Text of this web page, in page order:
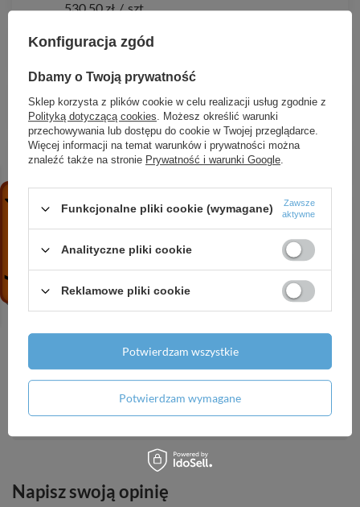
530,50 zł / szt.
Agrowłóknina 17 wiosenna biała, 1,1 x 10m
45,70 zł / szt.
Agrowłóknina 50 czarna,
45,54 zł / szt.
Agrowłóknina 50 czarna,
Agrotkanina antychwastowa PP, czarna UV, 90g,
Potrzebujesz pomocy? Masz pytania?
Zadaj pytanie a my odpowiemy niezwłocznie,
najciekawsze pytania i odpowiedzi publikując
Napisz swoją opinię
Konfiguracja zgód
Dbamy o Twoją prywatność
Sklep korzysta z plików cookie w celu realizacji usług zgodnie z
Polityką dotyczącą cookies. Możesz określić warunki
przechowywania lub dostępu do cookie w Twojej przeglądarce.
Więcej informacji na temat warunków i prywatności można
znaleźć także na stronie Prywatność i warunki Google.
Funkcjonalne pliki cookie (wymagane) Zawsze
aktywne
Analityczne pliki cookie
Reklamowe pliki cookie
Potwierdzam wymagane
Potwierdzam wszystkie